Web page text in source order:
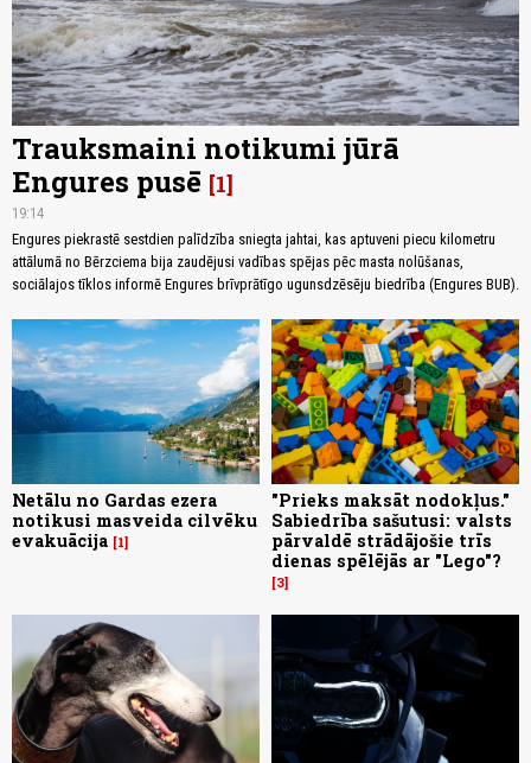
Trauksmaini notikumi jūrā
Engures pusē 1
19:14
Engures piekrastē sestdien palīdzība sniegta jahtai, kas aptuveni piecu kilometru
attālumā no Bērzciema bija zaudējusi vadības spējas pēc masta nolūšanas,
sociālajos tīklos informē Engures brīvprātīgo ugunsdzēsēju biedrība (Engures BUB).
Netālu no Gardas ezera
notikusi masveida cilvēku
evakuācija 1
"Prieks maksāt nodokļus."
Sabiedrība sašutusi: valsts
pārvaldē strādājošie trīs
dienas spēlējās ar "Lego"?
3